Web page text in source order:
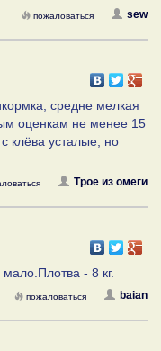
sew
пожаловаться
средне мелкая
оценкам не менее 15
клёва усталые, но
Трое из омеги
- 8 кг.
baian
пожаловаться